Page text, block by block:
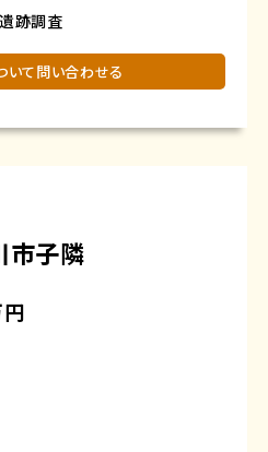
跡調査
いて問い合わせる
市子隣